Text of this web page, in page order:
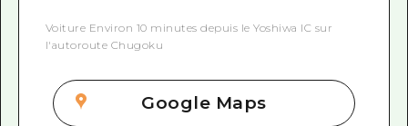
Voiture Environ 10 minutes depuis le Yoshiwa IC sur
l'autoroute Chugoku
Google Maps